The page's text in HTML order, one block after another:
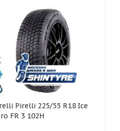
225/55 R18 Ice
FR 3 102H